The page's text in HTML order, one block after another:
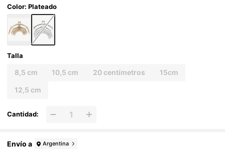
Color: Plateado
Talla
8,5 cm 10,5 cm 20 centímetros 15cm
12,5 cm
Cantidad:
Envío a Argentina